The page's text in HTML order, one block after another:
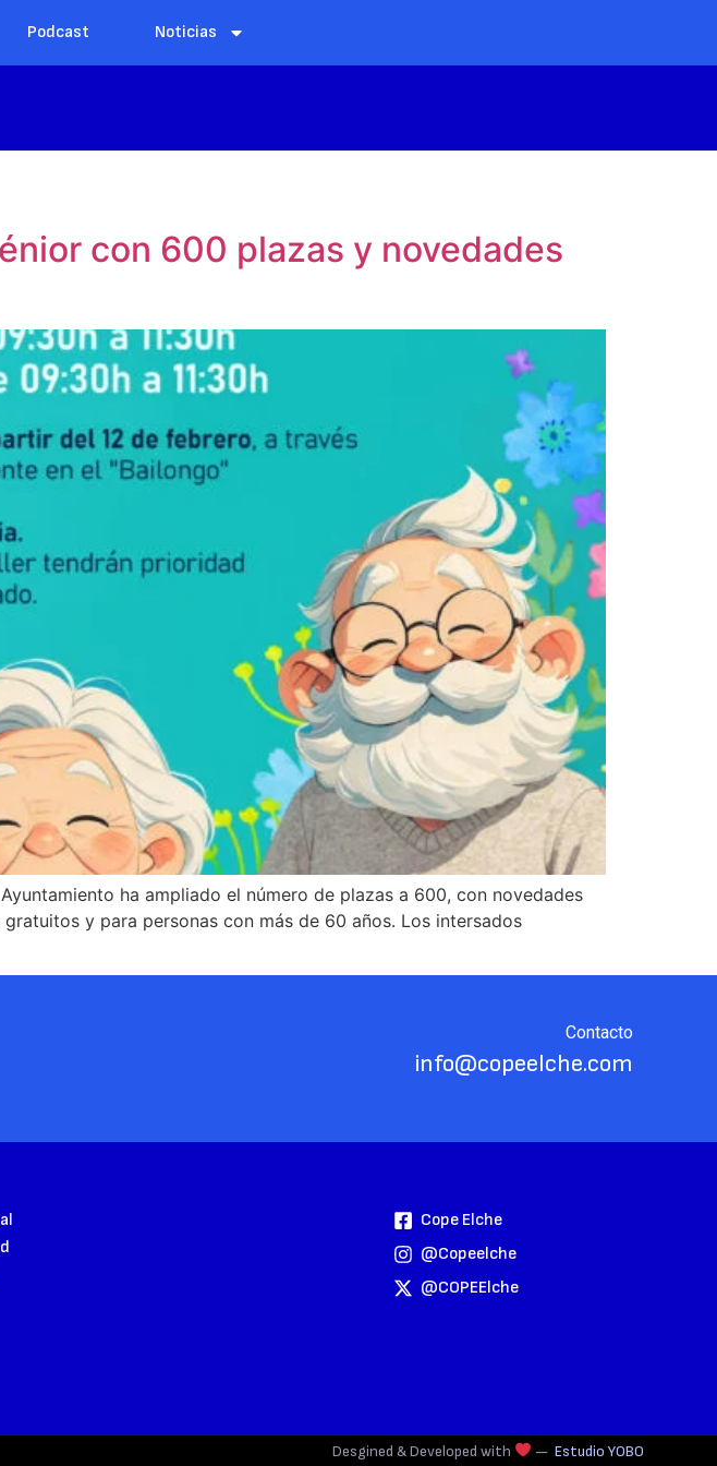
Podcast Noticias
con 600 plazas y novedades
ha ampliado el número de plazas a 600, con novedades
y para personas con más de 60 años. Los intersados
Contacto
info@copeelche.com
Cope Elche
@copeelche
@COPEElche
Desgined & Developed with — Estudio YOBO